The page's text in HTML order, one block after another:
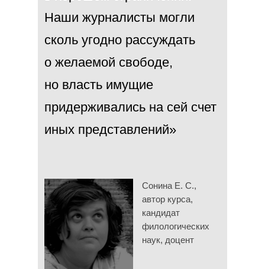
Наши журналисты могли
сколь угодно рассуждать
о желаемой свободе,
но власть имущие
придерживались на сей счет
иных представлений»
Сонина Е. С.,
автор курса,
кандидат
филологических
наук, доцент